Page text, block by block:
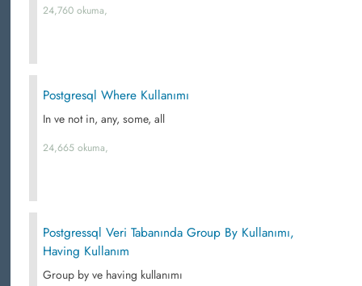
24,760 okuma,
Postgresql Where Kullanımı
In ve not in, any, some, all
24,665 okuma,
Postgressql Veri Tabanında Group By Kullanımı,
Having Kullanım
Group by ve having kullanımı